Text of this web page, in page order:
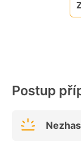
Postup